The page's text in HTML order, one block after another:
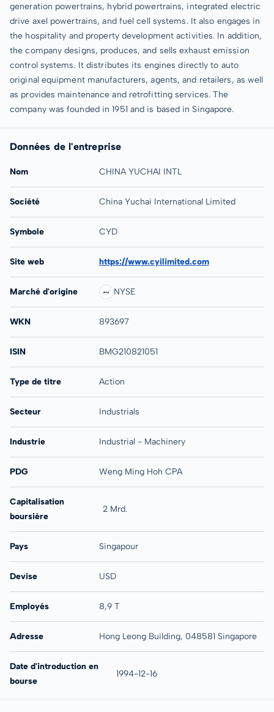
generation powertrains, hybrid powertrains, integrated electric
drive axel powertrains, and fuel cell systems. It also engages in
the hospitality and property development activities. In addition,
the company designs, produces, and sells exhaust emission
control systems. It distributes its engines directly to auto
original equipment manufacturers, agents, and retailers, as well
as provides maintenance and retrofitting services. The
company was founded in 1951 and is based in Singapore.
Données de l'entreprise
Nom CHINA YUCHAI INTL
Société China Yuchai International Limited
Symbole CYD
Site web https://www.cyilimited.com
Marché d'origine NYSE
WKN 893697
ISIN BMG210821051
Type de titre Action
Secteur Industrials
Industrie Industrial - Machinery
PDG Weng Ming Hoh CPA
Capitalisation
boursière
2 Mrd.
Pays Singapour
Devise USD
Employés 8,9 T
Adresse Hong Leong Building, 048581 Singapore
Date d'introduction en
bourse
1994-12-16